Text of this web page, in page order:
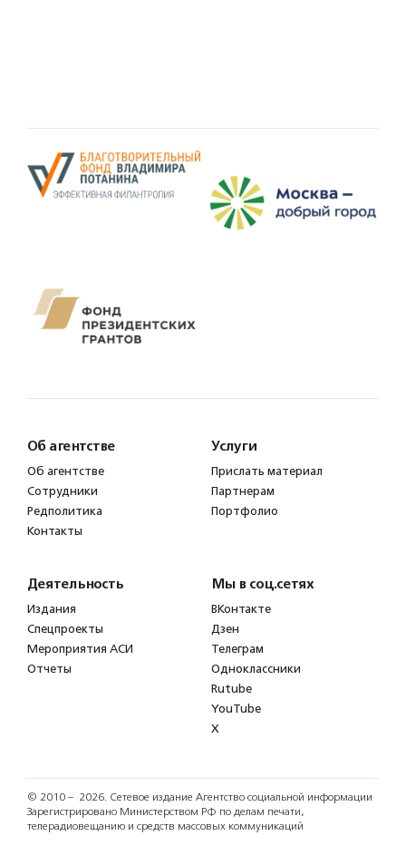
Об агентстве
Об агентстве
Сотрудники
Редполитика
Контакты
Услуги
Прислать материал
Партнерам
Портфолио
Деятельность
Издания
Спецпроекты
Мероприятия АСИ
Отчеты
Мы в соц.сетях
ВКонтакте
Дзен
Телеграм
Одноклассники
Rutube
YouTube
X
© 2010 – 2026. Сетевое издание Агентство социальной информации
Зарегистрировано Министерством РФ по делам печати,
телерадиовещанию и средств массовых коммуникаций